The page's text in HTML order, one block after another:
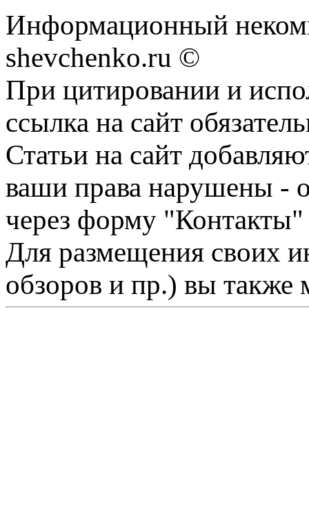
Информационный
shevchenko.ru ©
При цитировании и
ссылка на сайт
Статьи на сайт
ваши права нарушены -
через форму "Контакты"
Для размещения своих
обзоров и пр.) вы также